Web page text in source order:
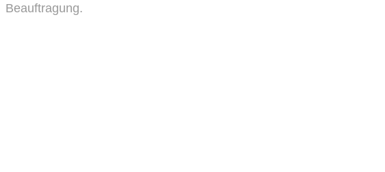
Beauftragung.